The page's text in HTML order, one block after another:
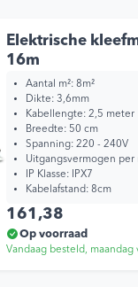
Elektrische
16m
Aantal m²: 8m²
Dikte: 3,6mm
Kabellengte: 2,5 meter
Breedte: 50 cm
Spanning: 220 - 240V
Uitgangsvermogen per
IP Klasse: IPX7
Kabelafstand: 8cm
161,38
Op voorraad
Vandaag besteld, maandag